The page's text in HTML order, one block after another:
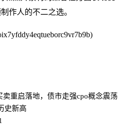
作人的不二之选。
重启落地，债市走强cpo概念震荡
史新高